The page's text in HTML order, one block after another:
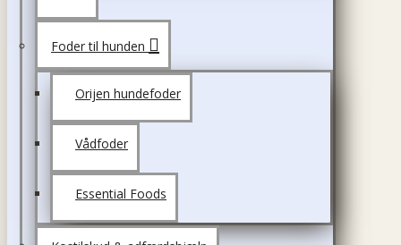
Foder til hunden
Orijen hundefoder
Vådfoder
Essential Foods